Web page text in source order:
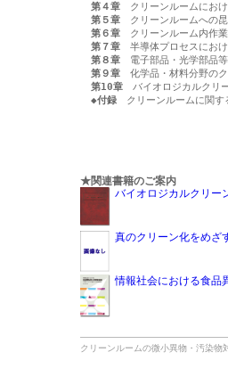
第４章
第５章
第６章
第７章
第８章
第９章
第10章
◆付録
★関連書籍のご案内
バイオロジカルクリー
真のクリーン化をめ
情報社会における食品
クリーンルームの微小異物・汚染物